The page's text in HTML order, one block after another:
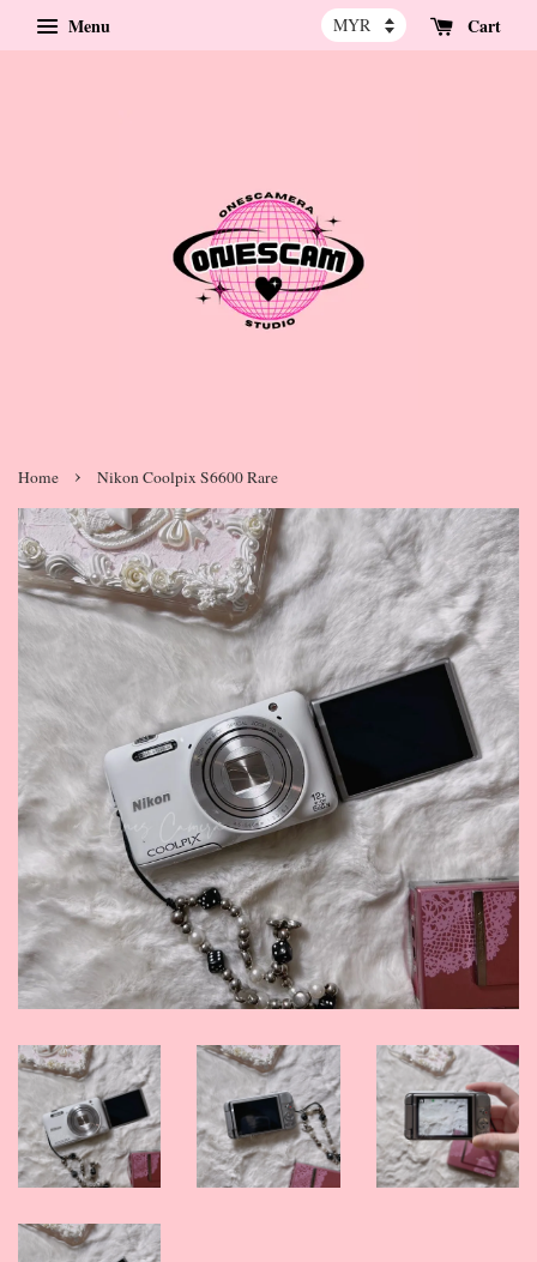
Menu Cart
Home › Nikon Coolpix S6600 Rare